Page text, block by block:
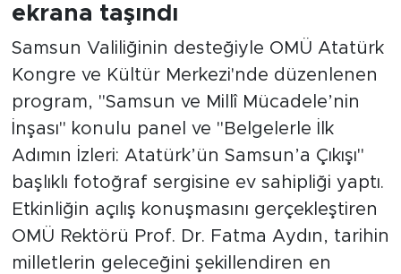
ekrana taşındı
Samsun Valiliğinin desteğiyle OMÜ Atatürk
Kongre ve Kültür Merkezi'nde düzenlenen
program, "Samsun ve Millî Mücadele’nin
İnşası" konulu panel ve "Belgelerle İlk
Adımın İzleri: Atatürk’ün Samsun’a Çıkışı"
başlıklı fotoğraf sergisine ev sahipliği yaptı.
Etkinliğin açılış konuşmasını gerçekleştiren
OMÜ Rektörü Prof. Dr. Fatma Aydın, tarihin
milletlerin geleceğini şekillendiren en